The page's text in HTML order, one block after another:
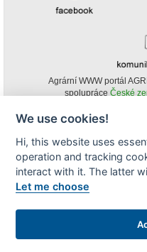
Agrární WWW portál
spolupráce České
obsahu agrárního
(pokud není uvedeno jinak)
www.agris.cz a
We use cookies!
Hi, this website uses
operation and tracking
interact with it. The latter
Let me choose